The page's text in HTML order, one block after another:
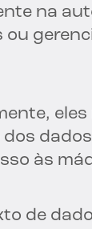
na
ou
eles
às
de